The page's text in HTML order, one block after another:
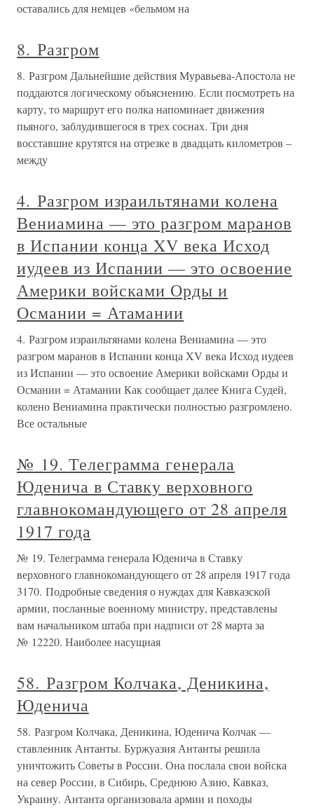
оставались для немцев «бельмом на
8. Разгром
8. Разгром Дальнейшие действия Муравьева-Апостола не
поддаются логическому объяснению. Если посмотреть на
карту, то маршрут его полка напоминает движения
пьяного, заблудившегося в трех соснах. Три дня
восставшие крутятся на отрезке в двадцать километров –
между
4. Разгром израильтянами колена
Вениамина — это разгром маранов
в Испании конца XV века Исход
иудеев из Испании — это освоение
Америки войсками Орды и
Османии = Атамании
4. Разгром израильтянами колена Вениамина — это
разгром маранов в Испании конца XV века Исход иудеев
из Испании — это освоение Америки войсками Орды и
Османии = Атамании Как сообщает далее Книга Судей,
колено Вениамина практически полностью разгромлено.
Все остальные
№ 19. Телеграмма генерала
Юденича в Ставку верховного
главнокомандующего от 28 апреля
1917 года
№ 19. Телеграмма генерала Юденича в Ставку
верховного главнокомандующего от 28 апреля 1917 года
3170. Подробные сведения о нуждах для Кавказской
армии, посланные военному министру, представлены
вам начальником штаба при надписи от 28 марта за
№ 12220. Наиболее насущная
58. Разгром Колчака, Деникина,
Юденича
58. Разгром Колчака, Деникина, Юденича Колчак —
ставленник Антанты. Буржуазия Антанты решила
уничтожить Советы в России. Она послала свои войска
на север России, в Сибирь, Среднюю Азию, Кавказ,
Украину. Антанта организовала армии и походы